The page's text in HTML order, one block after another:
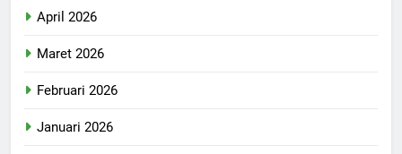
April 2026
Maret 2026
Februari 2026
Januari 2026